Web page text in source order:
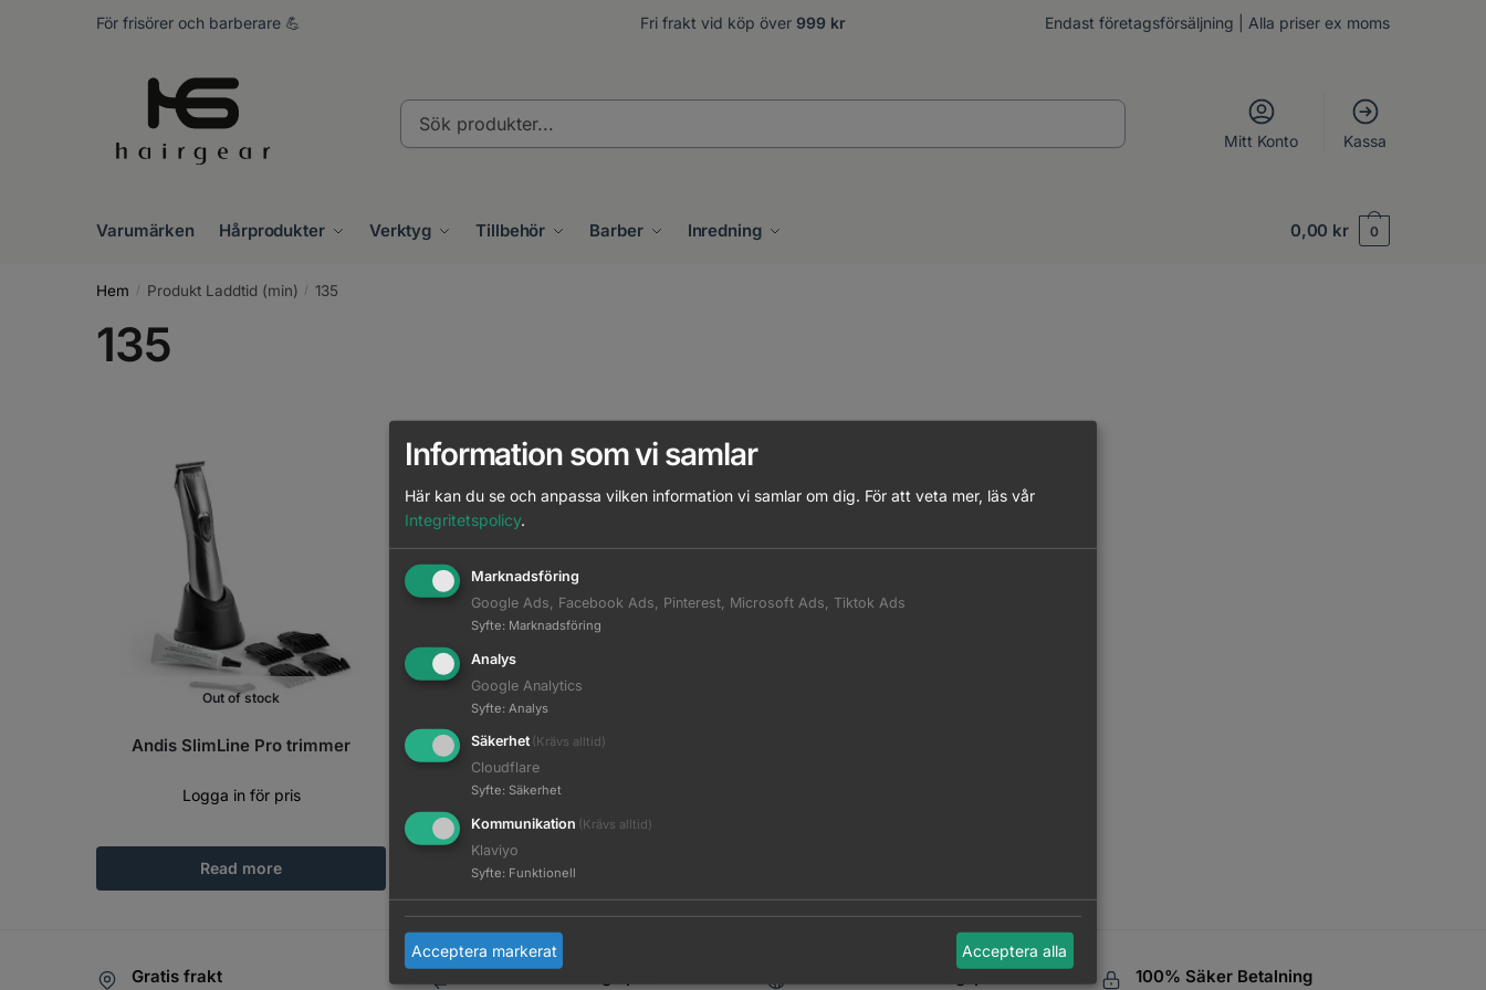
För frisörer och barberare 💪 Fri frakt vid köp över 999 kr Endast företagsförsäljning | Alla priser ex moms
Sök
produkter...
Mitt Konto Kassa
Varumärken Hårprodukter Verktyg Tillbehör Barber Inredning 0,00 kr 0
Hem / Produkt Laddtid (min) / 135
135
Out of stock
Andis SlimLine Pro trimmer
Logga in för pris
Read more
Out of stock
Andis SlimLine Pro trimmer, black
Logga in för pris
Read more
Gratis frakt Konkurrenskraftiga priser Ombud eller Företagspaket 100% Säker Betalning
Information som vi samlar
Här kan du se och anpassa vilken information vi samlar om dig. För att veta mer, läs vår
Integritetspolicy.
Marknadsföring
Google Ads, Facebook Ads, Pinterest, Microsoft Ads, Tiktok Ads
Syfte: Marknadsföring
Analys
Google Analytics
Syfte: Analys
Säkerhet (Krävs alltid)
Cloudflare
Syfte: Säkerhet
Kommunikation (Krävs alltid)
Klaviyo
Syfte: Funktionell
Acceptera markerat Acceptera alla